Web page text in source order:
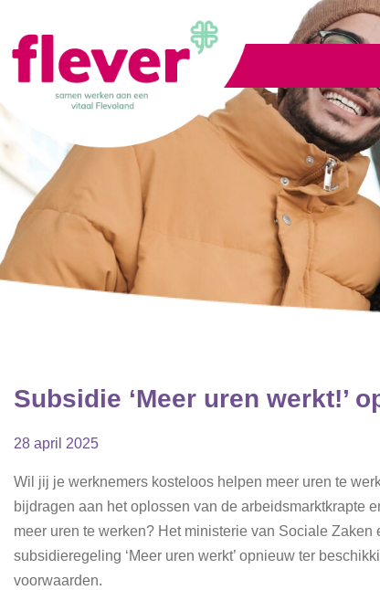
Subsidie ‘Meer uren werkt!’
28 april 2025
Wil jij je werknemers kosteloos helpen meer uren te
bijdragen aan het oplossen van de arbeidsmarktkrapte
meer uren te werken? Het ministerie van Sociale
subsidieregeling ‘Meer uren werkt’ opnieuw ter
voorwaarden.